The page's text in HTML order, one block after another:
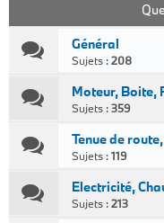
Général
Sujets :208
Moteur, Boite,
Sujets :359
Tenue de
Sujets :119
Electricité,
Sujets :213